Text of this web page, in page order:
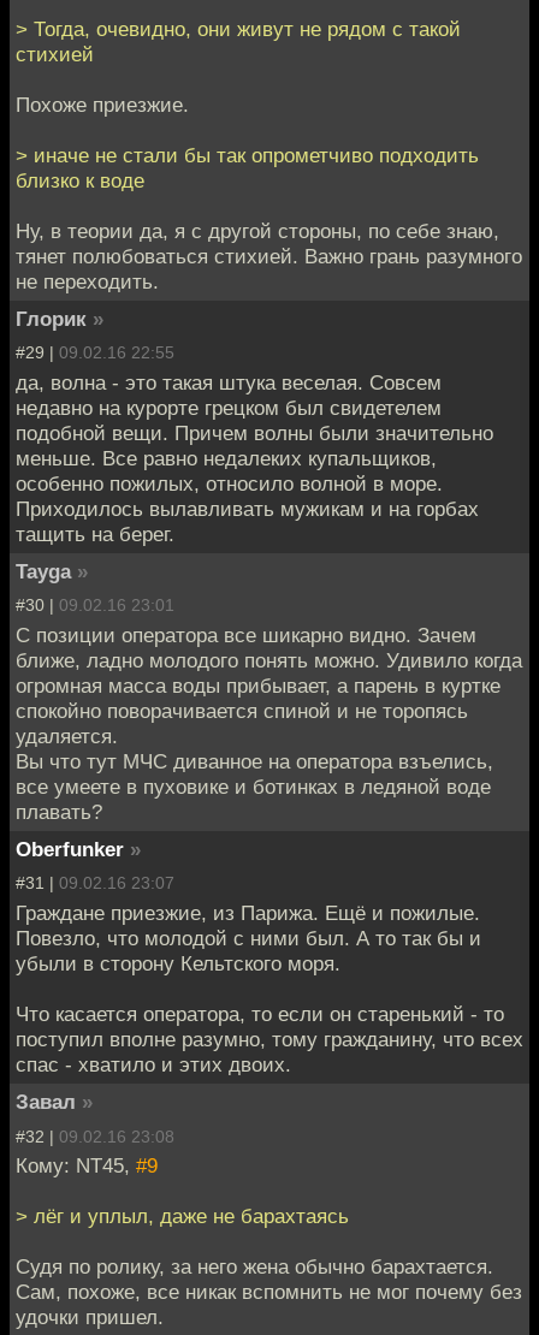
> Тогда, очевидно, они живут не рядом с такой
стихией
Похоже приезжие.
> иначе не стали бы так опрометчиво подходить
близко к воде
Ну, в теории да, я с другой стороны, по себе знаю,
тянет полюбоваться стихией. Важно грань разумного
не переходить.
Глорик »
#29 | 09.02.16 22:55
да, волна - это такая штука веселая. Совсем
недавно на курорте грецком был свидетелем
подобной вещи. Причем волны были значительно
меньше. Все равно недалеких купальщиков,
особенно пожилых, относило волной в море.
Приходилось вылавливать мужикам и на горбах
тащить на берег.
Tayga »
#30 | 09.02.16 23:01
С позиции оператора все шикарно видно. Зачем
ближе, ладно молодого понять можно. Удивило когда
огромная масса воды прибывает, а парень в куртке
спокойно поворачивается спиной и не торопясь
удаляется.
Вы что тут МЧС диванное на оператора взъелись,
все умеете в пуховике и ботинках в ледяной воде
плавать?
Oberfunker »
#31 | 09.02.16 23:07
Граждане приезжие, из Парижа. Ещё и пожилые.
Повезло, что молодой с ними был. А то так бы и
убыли в сторону Кельтского моря.
Что касается оператора, то если он старенький - то
поступил вполне разумно, тому гражданину, что всех
спас - хватило и этих двоих.
Завал »
#32 | 09.02.16 23:08
Кому: NT45, #9
> лёг и уплыл, даже не барахтаясь
Судя по ролику, за него жена обычно барахтается.
Сам, похоже, все никак вспомнить не мог почему без
удочки пришел.